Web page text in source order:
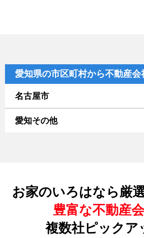
愛知県の市区町村から不動産会
名古屋市
愛知その他
お家のいろはなら厳
豊富な不動産
複数社ピックア